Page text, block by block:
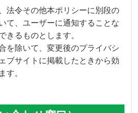
法令その他本ポリシーに別段の
て、ユーザーに通知することな
きるものとします。
を除いて、変更後のプライバシ
ブサイトに掲載したときから効
す。